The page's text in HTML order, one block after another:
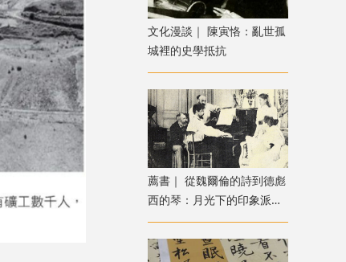
文化漫談｜ 陳寅恪：亂世孤
城裡的史學抵抗
薦書｜ 從魏爾倫的詩到德彪
西的琴：月光下的印象派音
樂之旅